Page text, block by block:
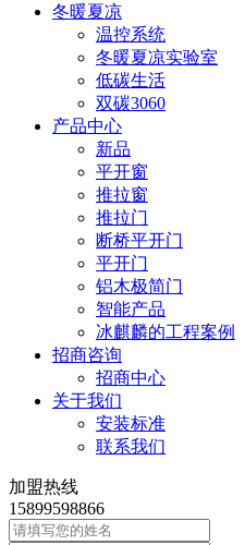
冬暖夏凉
温控系统
冬暖夏凉实验室
低碳生活
双碳3060
产品中心
新品
平开窗
推拉窗
推拉门
断桥平开门
平开门
铝木极简门
智能产品
冰麒麟的工程案例
招商咨询
招商中心
关于我们
安装标准
联系我们
加盟热线
15899598866